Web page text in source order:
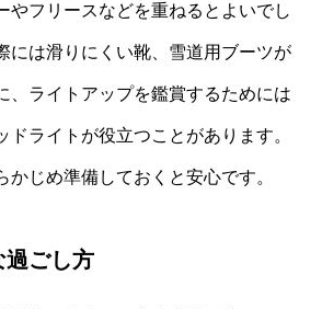
やフリースなどを重ねるとよいでし
には滑りにくい靴、雪道用ブーツが
、ライトアップを鑑賞するためには
ドライトが役立つことがあります。
かじめ準備しておくと安心です。
過ごし方